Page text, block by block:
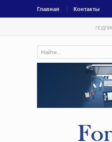
Главная Контакты